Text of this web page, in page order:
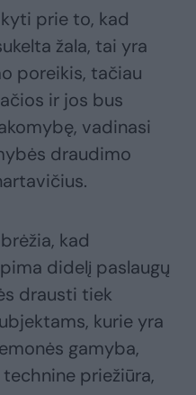
prie to, kad
žala, tai yra
poreikis, tačiau
ir jos bus
vadinasi
draudimo
kad
didelį paslaugų
drausti tiek
kurie yra
gamyba,
priežiūra,